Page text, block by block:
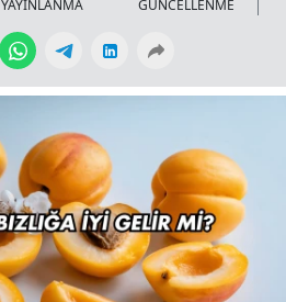
YAYINLANMA
GÜNCELLENME